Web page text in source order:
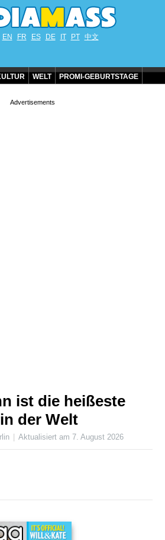
EN FR ES DE IT PT 中文
WELT PROMI-GEBURTSTAGE
ist die heißeste
der Welt
Aktualisiert am 7. August 2026